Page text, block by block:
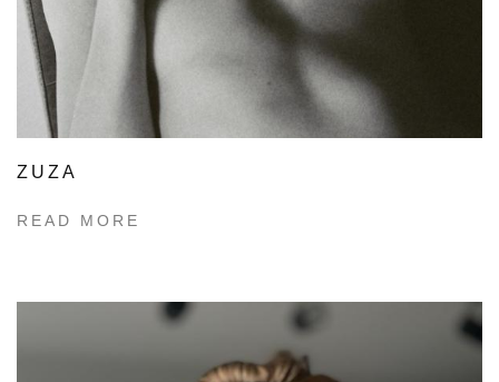
ZUZA
READ MORE